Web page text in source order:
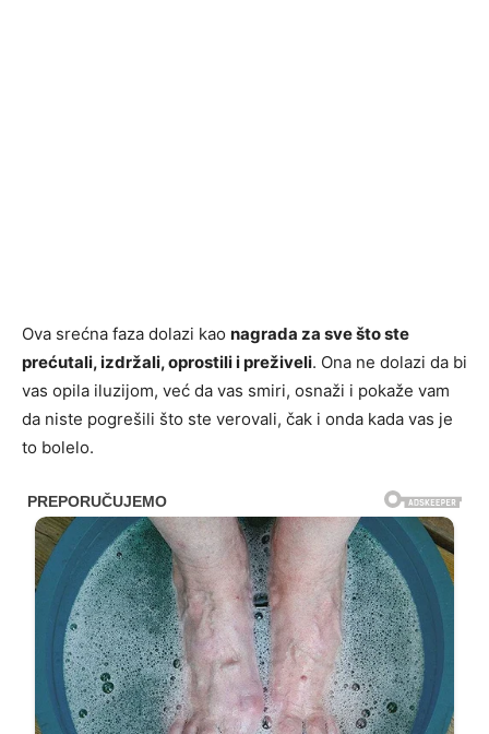
Ova srećna faza dolazi kao nagrada za sve što ste
prećutali, izdržali, oprostili i preživeli. Ona ne dolazi da bi
vas opila iluzijom, već da vas smiri, osnaži i pokaže vam
da niste pogrešili što ste verovali, čak i onda kada vas je
to bolelo.